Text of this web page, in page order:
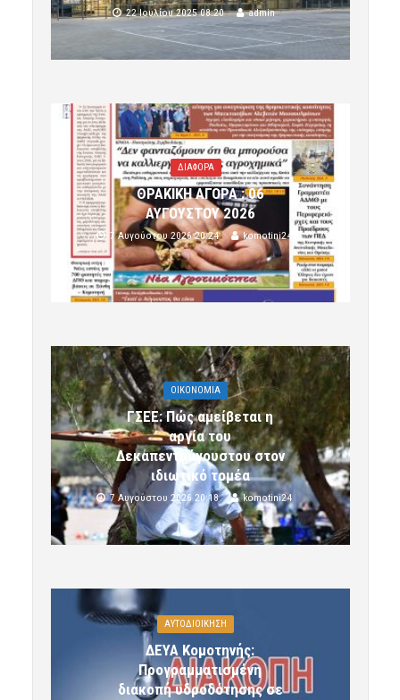
22 Ιουλίου 2025 08:20 admin
ΔΙΑΦΟΡΑ
ΘΡΑΚΙΚΗ ΑΓΟΡΑ : 06
ΑΥΓΟΥΣΤΟΥ 2026
7 Αυγούστου 2026 20:24 komotini24
OIKONOMIA
ΓΣΕΕ: Πώς αμείβεται η
αργία του
Δεκαπενταύγουστου στον
ιδιωτικό τομέα
7 Αυγούστου 2026 20:18 komotini24
ΑΥΤΟΔΙΟΙΚΗΣΗ
ΔΕΥΑ Κομοτηνής:
Προγραμματισμένη
διακοπή υδροδότησης σε